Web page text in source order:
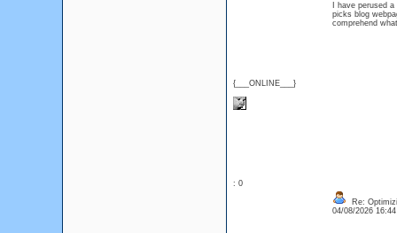
{___ONLINE___}
I have perused
picks blog
comprehend
: 0
Re:
04/08/2026